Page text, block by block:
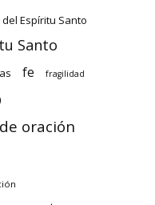
Espíritu Santo
Santo
fe fragilidad
oración